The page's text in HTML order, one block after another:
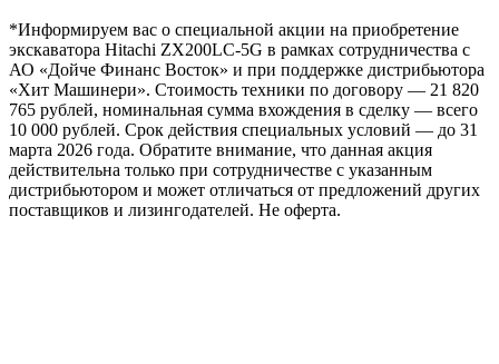
*Информируем вас о специальной акции на приобретение
экскаватора Hitachi ZX200LC-5G в рамках сотрудничества с
АО «Дойче Финанс Восток» и при поддержке дистрибьютора
«Хит Машинери». Стоимость техники по договору — 21 820
765 рублей, номинальная сумма вхождения в сделку — всего
10 000 рублей. Срок действия специальных условий — до 31
марта 2026 года. Обратите внимание, что данная акция
действительна только при сотрудничестве с указанным
дистрибьютором и может отличаться от предложений других
поставщиков и лизингодателей. Не оферта.